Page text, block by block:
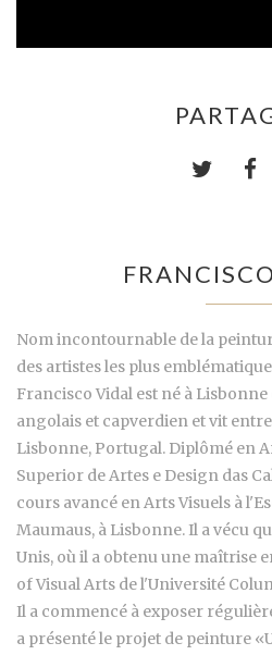
Nom incontournable de la
des artistes les plus
Francisco Vidal est né à
angolais et capverdien et vit
Lisbonne, Portugal. Diplômé en
Superior de Artes e Design das
cours avancé en Arts Visuels à
Maumaus, à Lisbonne. Il a vécu
Unis, où il a obtenu une maîtrise
of Visual Arts de l'Université
Il a commencé à exposer
a présenté le projet de peinture